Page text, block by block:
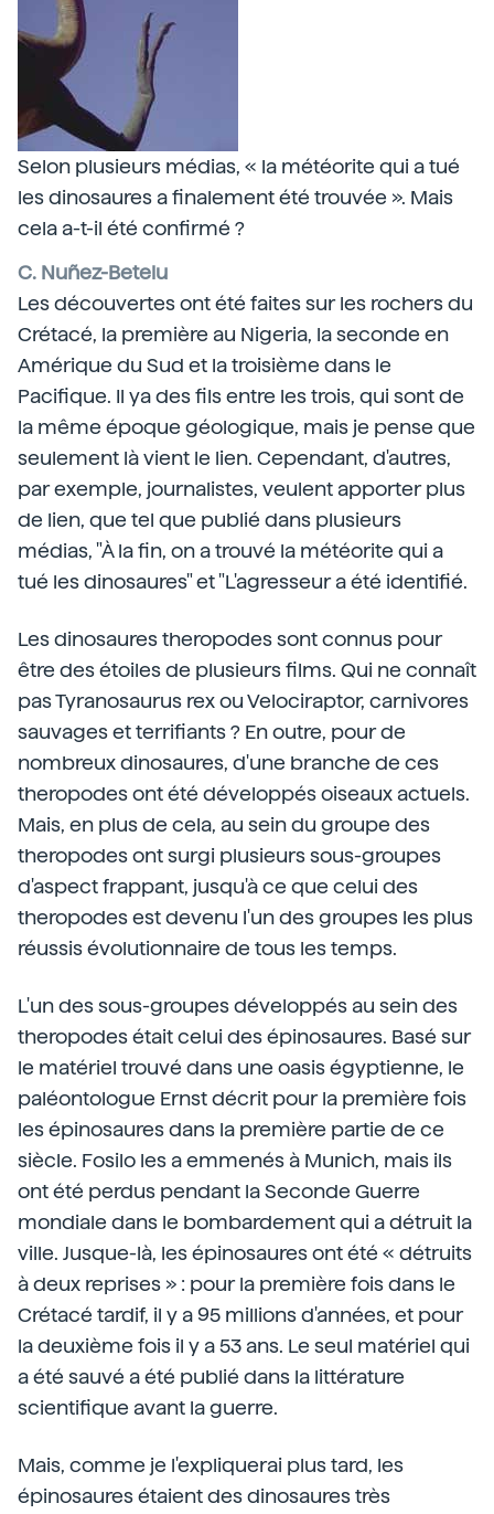
Selon plusieurs médias, « la météorite qui a tué
les dinosaures a finalement été trouvée ». Mais
cela a-t-il été confirmé ?
C. Nuñez-Betelu
Les découvertes ont été faites sur les rochers du
Crétacé, la première au Nigeria, la seconde en
Amérique du Sud et la troisième dans le
Pacifique. Il ya des fils entre les trois, qui sont de
la même époque géologique, mais je pense que
seulement là vient le lien. Cependant, d'autres,
par exemple, journalistes, veulent apporter plus
de lien, que tel que publié dans plusieurs
médias, "À la fin, on a trouvé la météorite qui a
tué les dinosaures" et "L'agresseur a été identifié.
Les dinosaures theropodes sont connus pour
être des étoiles de plusieurs films. Qui ne connaît
pas Tyranosaurus rex ou Velociraptor, carnivores
sauvages et terrifiants ? En outre, pour de
nombreux dinosaures, d'une branche de ces
theropodes ont été développés oiseaux actuels.
Mais, en plus de cela, au sein du groupe des
theropodes ont surgi plusieurs sous-groupes
d'aspect frappant, jusqu'à ce que celui des
theropodes est devenu l'un des groupes les plus
réussis évolutionnaire de tous les temps.
L'un des sous-groupes développés au sein des
theropodes était celui des épinosaures. Basé sur
le matériel trouvé dans une oasis égyptienne, le
paléontologue Ernst décrit pour la première fois
les épinosaures dans la première partie de ce
siècle. Fosilo les a emmenés à Munich, mais ils
ont été perdus pendant la Seconde Guerre
mondiale dans le bombardement qui a détruit la
ville. Jusque-là, les épinosaures ont été « détruits
à deux reprises » : pour la première fois dans le
Crétacé tardif, il y a 95 millions d'années, et pour
la deuxième fois il y a 53 ans. Le seul matériel qui
a été sauvé a été publié dans la littérature
scientifique avant la guerre.
Mais, comme je l'expliquerai plus tard, les
épinosaures étaient des dinosaures très